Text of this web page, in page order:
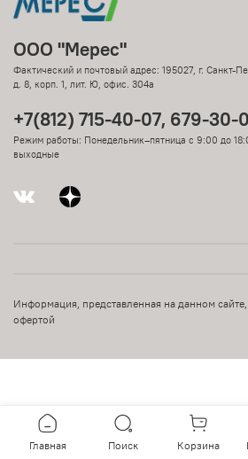
ООО "Мерес"
Фактический и почтовый адрес: 195027, г. Санкт-
д. 8, корп. 1, лит. Ю, офис. 304а
+7(812) 715-40-07, 679-30-
Режим работы: Понедельник–пятница с 9:00 до
выходные
Информация, представленная на данном
офертой
Главная Поиск Корзина